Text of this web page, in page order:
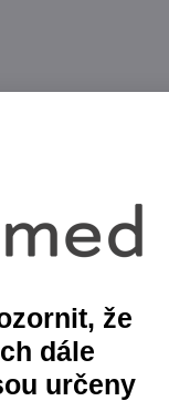
že
dále
určeny